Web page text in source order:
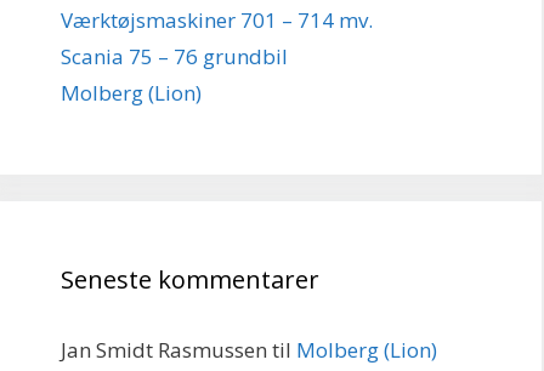
Værktøjsmaskiner 701 – 714 mv.
Scania 75 – 76 grundbil
Molberg (Lion)
Seneste kommentarer
Jan Smidt Rasmussen til Molberg (Lion)